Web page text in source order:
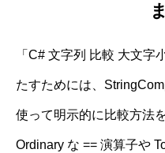
「C# 文字列 比較 大文字
たすためには、
使って明示的に比較方法
Ordinary な == 演算子や